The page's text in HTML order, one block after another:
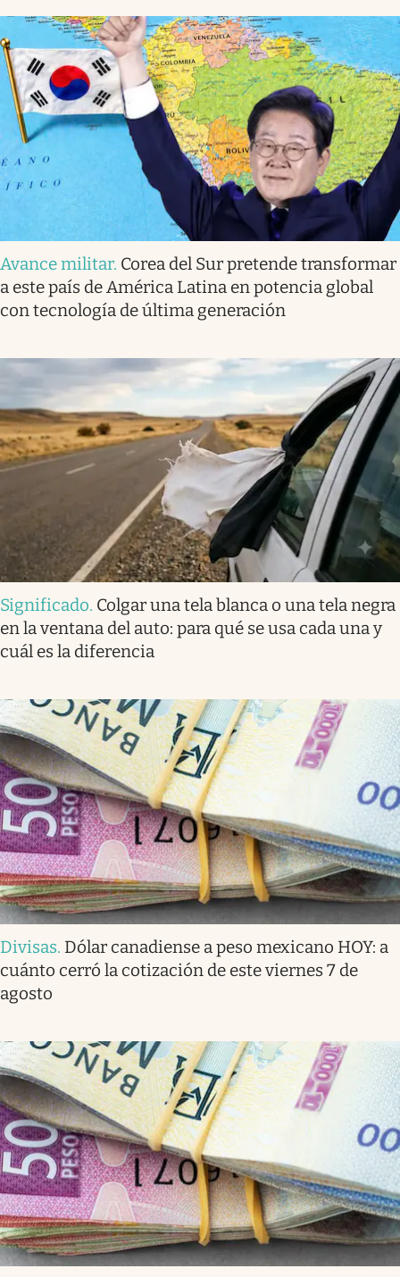
Avance militar. Corea del Sur pretende transformar
a este país de América Latina en potencia global
con tecnología de última generación
Significado. Colgar una tela blanca o una tela negra
en la ventana del auto: para qué se usa cada una y
cuál es la diferencia
Divisas. Dólar canadiense a peso mexicano HOY: a
cuánto cerró la cotización de este viernes 7 de
agosto